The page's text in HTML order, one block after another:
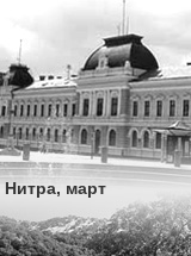
Нитра, март